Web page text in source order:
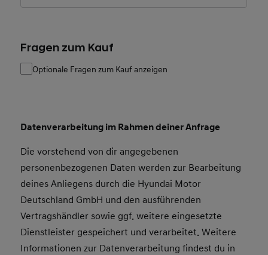
Fragen zum Kauf
Optionale Fragen zum Kauf anzeigen
Datenverarbeitung im Rahmen deiner Anfrage
Die vorstehend von dir angegebenen
personenbezogenen Daten werden zur Bearbeitung
deines Anliegens durch die Hyundai Motor
Deutschland GmbH und den ausführenden
Vertragshändler sowie ggf. weitere eingesetzte
Dienstleister gespeichert und verarbeitet. Weitere
Informationen zur Datenverarbeitung findest du in